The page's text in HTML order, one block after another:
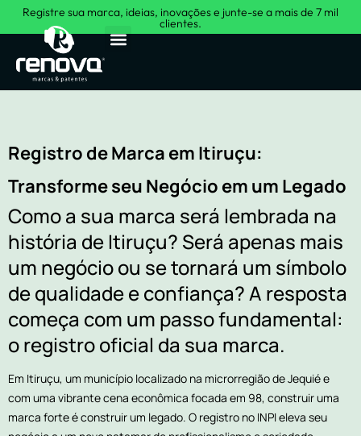
Registre sua marca, ideias, inovações e junte-se a mais de 7 mil
clientes.
Registro de Marca em Itiruçu:
Transforme seu Negócio em um Legado
Como a sua marca será lembrada na
história de Itiruçu? Será apenas mais
um negócio ou se tornará um símbolo
de qualidade e confiança? A resposta
começa com um passo fundamental:
o registro oficial da sua marca.
Em Itiruçu, um município localizado na microrregião de Jequié e
com uma vibrante cena econômica focada em 98, construir uma
marca forte é construir um legado. O registro no INPI eleva seu